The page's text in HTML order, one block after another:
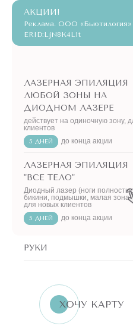
АКЦИИ!
Реклама. ООО «Бьютилогия»
ERID:LjN8K4L1t
ЛАЗЕРНАЯ ЭПИЛЯЦИЯ
ЛЮБОЙ ЗОНЫ НА
ДИОДНОМ ЛАЗЕРЕ
действует на одиночную зону,
клиентов
5 ДНЕЙ до конца акции
ЛАЗЕРНАЯ ЭПИЛЯЦИЯ
"ВСЕ ТЕЛО"
Диодный лазер (ноги
бикини, подмышки, малая зона)
для новых клиентов
5 ДНЕЙ до конца акции
РУКИ
«Бьютилогия»
ERID:LjN8K4L1t
ХОЧУ КАРТУ